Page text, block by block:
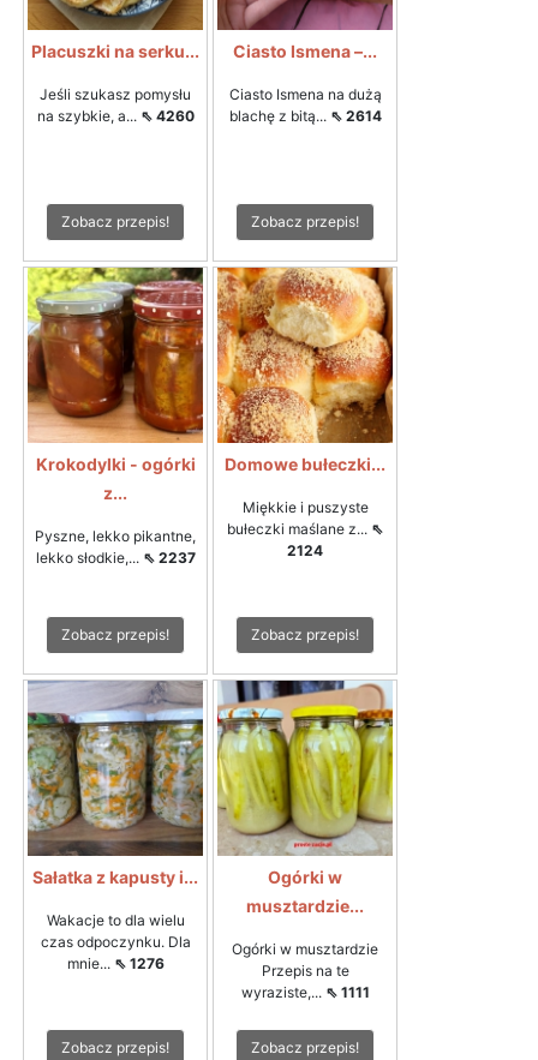
Placuszki na serku...
Jeśli szukasz pomysłu
na szybkie, a... ⇖ 4260
Zobacz przepis!
Ciasto Ismena –...
Ciasto Ismena na dużą
blachę z bitą... ⇖ 2614
Zobacz przepis!
Krokodylki - ogórki
z...
Pyszne, lekko pikantne,
lekko słodkie,... ⇖ 2237
Zobacz przepis!
Domowe bułeczki...
Miękkie i puszyste
bułeczki maślane z... ⇖
2124
Zobacz przepis!
Sałatka z kapusty i...
Wakacje to dla wielu
czas odpoczynku. Dla
mnie... ⇖ 1276
Zobacz przepis!
Ogórki w
musztardzie...
Ogórki w musztardzie
Przepis na te
wyraziste,... ⇖ 1111
Zobacz przepis!